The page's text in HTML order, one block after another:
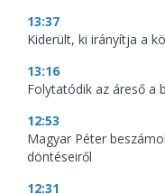
13:37
Kiderült, ki irányítja a
13:16
Folytatódik az áreső a
12:53
Magyar Péter
döntéseiről
12:31